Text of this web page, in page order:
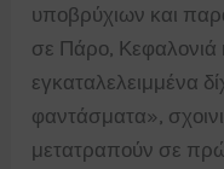
υποβρύχιων και
σε Πάρο, Κεφαλονιά
εγκαταλελειμμένα
φαντάσματα»,
μετατραπούν σε